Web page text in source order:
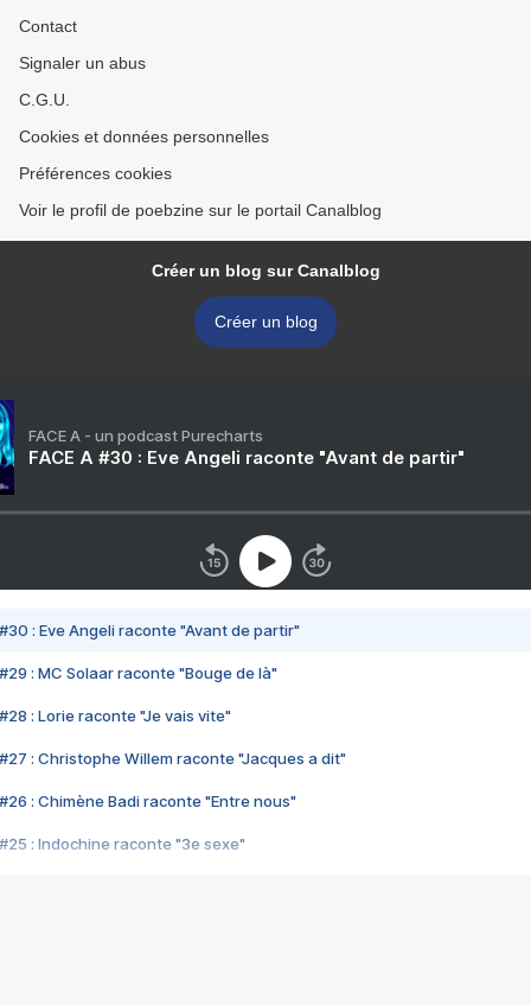
Contact
Signaler un abus
C.G.U.
Cookies et données personnelles
Préférences cookies
Voir le profil de poebzine sur le portail Canalblog
Créer un blog sur Canalblog
Créer un blog
FACE A - un podcast Purecharts
FACE A #30 : Eve Angeli raconte "Avant de partir"
#30 : Eve Angeli raconte "Avant de partir"
#29 : MC Solaar raconte "Bouge de là"
#28 : Lorie raconte "Je vais vite"
#27 : Christophe Willem raconte "Jacques a dit"
#26 : Chimène Badi raconte "Entre nous"
#25 : Indochine raconte "3e sexe"